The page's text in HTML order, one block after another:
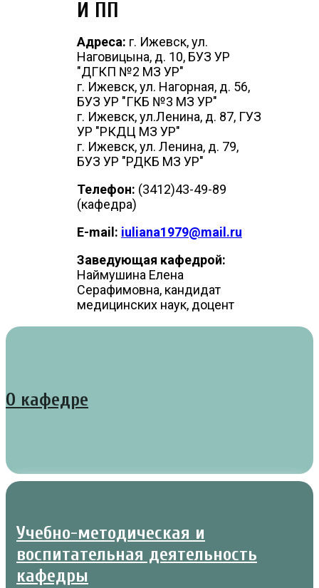
И ПП
Адреса: г. Ижевск, ул.
Наговицына, д. 10, БУЗ УР
"ДГКП №2 МЗ УР"
г. Ижевск, ул. Нагорная, д. 56,
БУЗ УР "ГКБ №3 МЗ УР"
г. Ижевск, ул.Ленина, д. 87, ГУЗ
УР "РКДЦ МЗ УР"
г. Ижевск, ул. Ленина, д. 79,
БУЗ УР "РДКБ МЗ УР"
Телефон: (3412)43-49-89
(кафедра)
E-mail: iuliana1979@mail.ru
Заведующая кафедрой:
Наймушина Елена
Серафимовна, кандидат
медицинских наук, доцент
О кафедре
Учебно-методическая и
воспитательная деятельность
кафедры